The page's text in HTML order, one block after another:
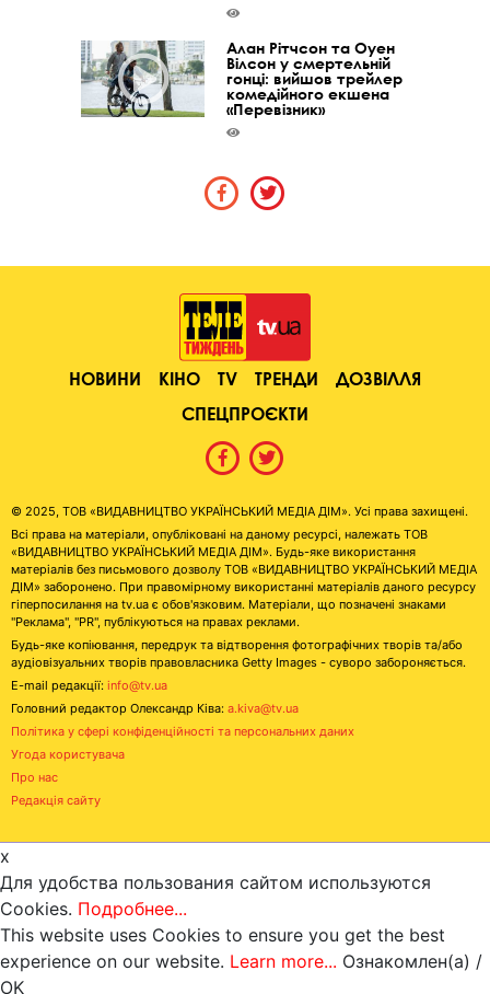
Алан Рітчсон та Оуен
Вілсон у смертельній
гонці: вийшов трейлер
комедійного екшена
«Перевізник»
НОВИНИ КІНО TV ТРЕНДИ
ДОЗВІЛЛЯ
СПЕЦПРОЄКТИ
© 2025, ТОВ «ВИДАВНИЦТВО УКРАЇНСЬКИЙ МЕДІА ДІМ». Усі права захищені.
Всі права на матеріали, опубліковані на даному ресурсі, належать ТОВ
«ВИДАВНИЦТВО УКРАЇНСЬКИЙ МЕДІА ДІМ». Будь-яке використання
матеріалів без письмового дозволу ТОВ «ВИДАВНИЦТВО УКРАЇНСЬКИЙ МЕДІА
ДІМ» заборонено. При правомірному використанні матеріалів даного ресурсу
гіперпосилання на tv.ua є обов'язковим. Матеріали, що позначені знаками
"Реклама", "PR", публікуються на правах реклами.
Будь-яке копіювання, передрук та відтворення фотографічних творів та/або
аудіовізуальних творів правовласника Getty Images - суворо забороняється.
E-mail редакції: info@tv.ua
Головний редактор Олександр Ківа: a.kiva@tv.ua
Політика у сфері конфіденційності та персональних даних
Угода користувача
Про нас
Редакція сайту
x
Для удобства пользования сайтом используются
Cookies. Подробнее...
This website uses Cookies to ensure you get the best
experience on our website. Learn more... Ознакомлен(а) /
OK